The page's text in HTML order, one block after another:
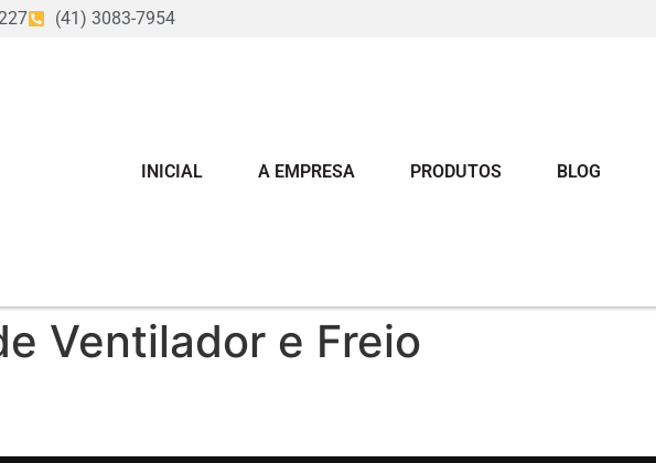
(41) 3083-7954
INICIAL A EMPRESA PRODUTOS BLOG
Ventilador e Freio